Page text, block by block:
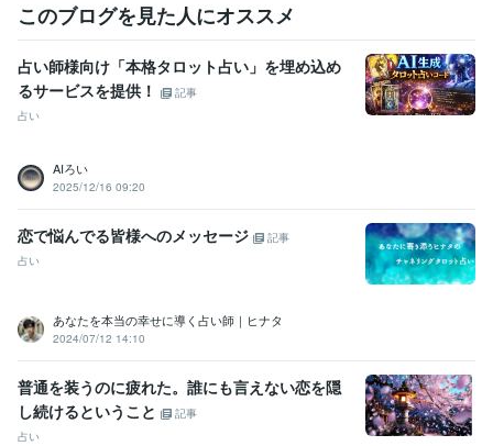
このブログを見た人にオススメ
占い師様向け「本格タロット占い」を埋め込め
るサービスを提供！
記事
占い
AIろい
2025/12/16 09:20
恋で悩んでる皆様へのメッセージ
記事
占い
あなたを本当の幸せに導く占い師｜ヒナタ
2024/07/12 14:10
普通を装うのに疲れた。誰にも言えない恋を隠
し続けるということ
記事
占い